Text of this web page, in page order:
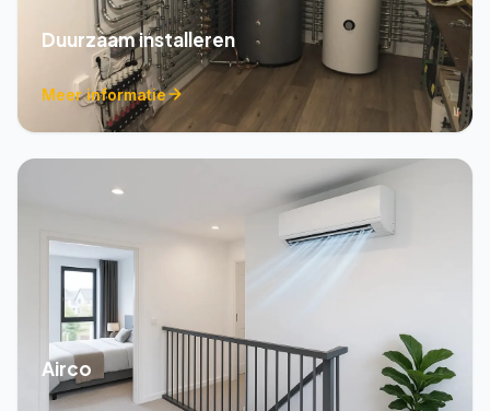
Duurzaam installeren
Meer informatie
Airco